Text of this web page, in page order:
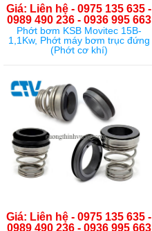
Giá: Liên hệ - 0975 135 635 -
0989 490 236 - 0936 995 663
Phớt bơm KSB Movitec 15B-
1,1Kw, Phớt máy bơm trục đứng
(Phớt cơ khí)
Giá: Liên hệ - 0975 135 635 -
0989 490 236 - 0936 995 663